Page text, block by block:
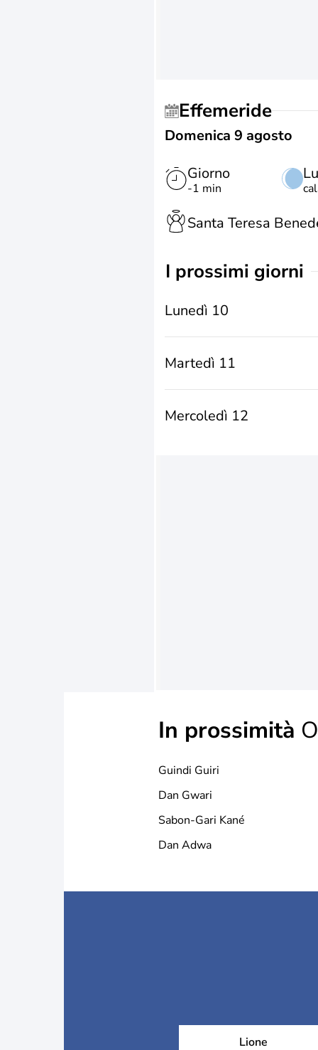
Effemeride
Domenica 9 agosto
Giorno
-1 min
Santa Teresa
i prossimi giorni
Lunedì 10
Martedì 11
Mercoledì 12
In prossimità
Guindi Guiri
Dan Gwari
Sabon-Gari Kané
Dan Adwa
Lione